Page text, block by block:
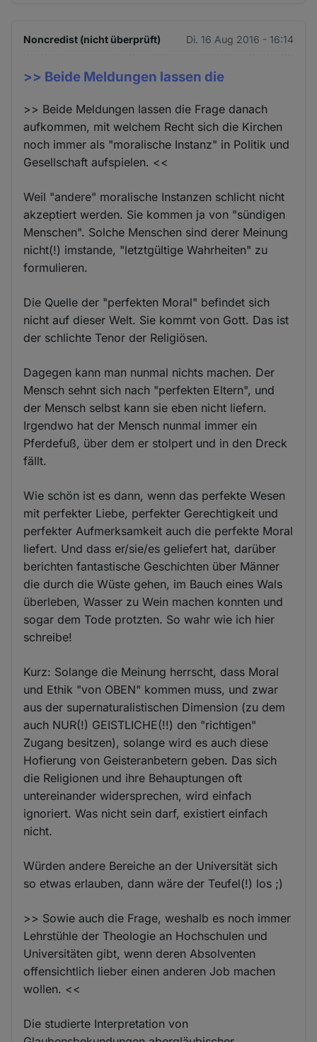
Noncredist (nicht überprüft) Di. 16 Aug 2016 - 16:14
>> Beide Meldungen lassen die
>> Beide Meldungen lassen die Frage danach
aufkommen, mit welchem Recht sich die Kirchen
noch immer als "moralische Instanz" in Politik und
Gesellschaft aufspielen. <<
Weil "andere" moralische Instanzen schlicht nicht
akzeptiert werden. Sie kommen ja von "sündigen
Menschen". Solche Menschen sind derer Meinung
nicht(!) imstande, "letztgültige Wahrheiten" zu
formulieren.
Die Quelle der "perfekten Moral" befindet sich
nicht auf dieser Welt. Sie kommt von Gott. Das ist
der schlichte Tenor der Religiösen.
Dagegen kann man nunmal nichts machen. Der
Mensch sehnt sich nach "perfekten Eltern", und
der Mensch selbst kann sie eben nicht liefern.
Irgendwo hat der Mensch nunmal immer ein
Pferdefuß, über dem er stolpert und in den Dreck
fällt.
Wie schön ist es dann, wenn das perfekte Wesen
mit perfekter Liebe, perfekter Gerechtigkeit und
perfekter Aufmerksamkeit auch die perfekte Moral
liefert. Und dass er/sie/es geliefert hat, darüber
berichten fantastische Geschichten über Männer
die durch die Wüste gehen, im Bauch eines Wals
überleben, Wasser zu Wein machen konnten und
sogar dem Tode protzten. So wahr wie ich hier
schreibe!
Kurz: Solange die Meinung herrscht, dass Moral
und Ethik "von OBEN" kommen muss, und zwar
aus der supernaturalistischen Dimension (zu dem
auch NUR(!) GEISTLICHE(!!) den "richtigen"
Zugang besitzen), solange wird es auch diese
Hofierung von Geisteranbetern geben. Das sich
die Religionen und ihre Behauptungen oft
untereinander widersprechen, wird einfach
ignoriert. Was nicht sein darf, existiert einfach
nicht.
Würden andere Bereiche an der Universität sich
so etwas erlauben, dann wäre der Teufel(!) los ;)
>> Sowie auch die Frage, weshalb es noch immer
Lehrstühle der Theologie an Hochschulen und
Universitäten gibt, wenn deren Absolventen
offensichtlich lieber einen anderen Job machen
wollen. <<
Die studierte Interpretation von